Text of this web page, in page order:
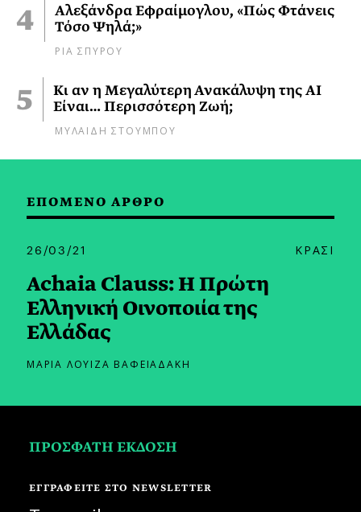
Αλεξάνδρα Εφραίμογλου, «Πώς Φτάνεις
Τόσο Ψηλά;»
ΡΙΑ ΣΠΥΡΟΥ
Κι αν η Μεγαλύτερη Ανακάλυψη της AI
Είναι… Περισσότερη Ζωή;
ΜΥΛΑΙΔΗ ΣΤΟΥΜΠΟΥ
ΕΠΟΜΕΝΟ ΑΡΘΡΟ
26/03/21 ΚΡΑΣΙ
Achaia Clauss: Η Πρώτη
Ελληνική Οινοποιία της
Ελλάδας
ΜΑΡΙΑ ΛΟΥΙΖΑ ΒΑΦΕΙΑΔΑΚΗ
ΠΡΟΣΦΑΤΗ ΕΚΔΟΣΗ
ΕΓΓΡΑΦΕΙΤΕ ΣΤΟ NEWSLETTER